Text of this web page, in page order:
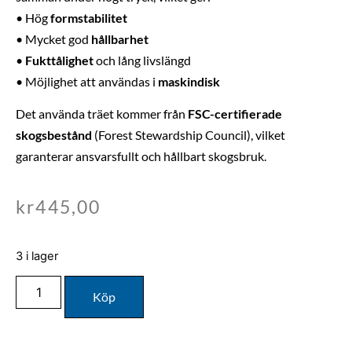
• Högformstabilitet
• Mycket god hållbarhet
• Fukttålighetoch lång livslängd
• Möjlighet att användas i maskindisk
Det använda träet kommer från FSC-certifierade
skogsbestånd (Forest Stewardship Council), vilket
garanterar ansvarsfullt och hållbart skogsbruk.
kr445,00
3 i lager
Köp